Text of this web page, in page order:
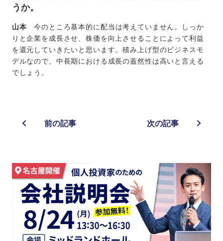
うか。
山本 今のところ基本的に配当は考えていません。しっか
りと企業を成長させ、株価を向上させることによって利益
を還元していきたいと思います。積み上げ型のビジネスモ
デルなので、中長期における成長の蓋然性は高いと言える
でしょう。
前の記事 次の記事